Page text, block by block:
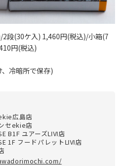
段(30ケ入) 1,460円(税込)/小箱(7
円(税込)
冷暗所で保存)
広島店
セekie店
B1F ユアーズLIVI店
1F フードパレットLIVI店